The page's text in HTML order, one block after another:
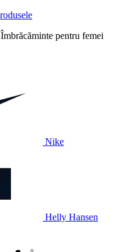
Îmbrăcăminte pentru femei
Nike
Helly Hansen